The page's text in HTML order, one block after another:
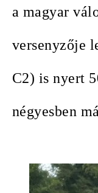
a magyar
versenyzője
C2) is nyert
négyesben